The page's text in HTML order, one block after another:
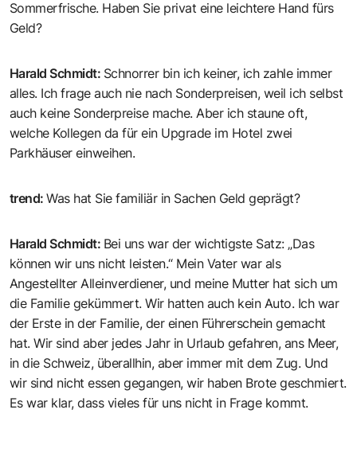
Sommerfrische. Haben Sie privat eine leichtere Hand fürs
Geld?
Harald Schmidt: Schnorrer bin ich keiner, ich zahle immer
alles. Ich frage auch nie nach Sonderpreisen, weil ich selbst
auch keine Sonderpreise mache. Aber ich staune oft,
welche Kollegen da für ein Upgrade im Hotel zwei
Parkhäuser einweihen.
trend:Was hat Sie familiär in Sachen Geld geprägt?
Harald Schmidt: Bei uns war der wichtigste Satz: „Das
können wir uns nicht leisten.“ Mein Vater war als
Angestellter Alleinverdiener, und meine Mutter hat sich um
die Familie gekümmert. Wir hatten auch kein Auto. Ich war
der Erste in der Familie, der einen Führerschein gemacht
hat. Wir sind aber jedes Jahr in Urlaub gefahren, ans Meer,
in die Schweiz, überallhin, aber immer mit dem Zug. Und
wir sind nicht essen gegangen, wir haben Brote geschmiert.
Es war klar, dass vieles für uns nicht in Frage kommt.